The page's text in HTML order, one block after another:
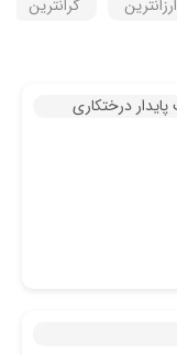
ارزانترین
گرانترین